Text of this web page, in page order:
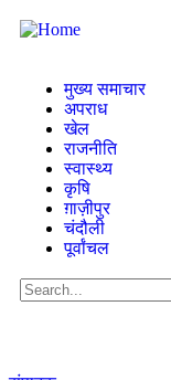
मुख्य समाचार
अपराध
खेल
राजनीति
स्वास्थ्य
कृषि
ग़ाज़ीपुर
चंदौली
पूर्वांचल